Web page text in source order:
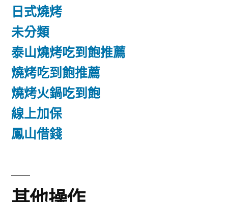
日式燒烤
未分類
泰山燒烤吃到飽推薦
燒烤吃到飽推薦
燒烤火鍋吃到飽
線上加保
鳳山借錢